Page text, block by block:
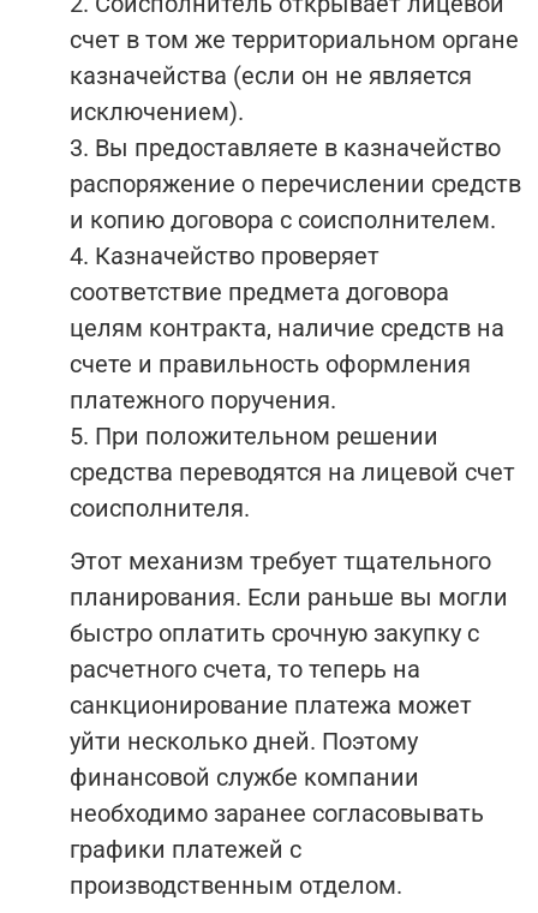
счет в том же территориальном органе
казначейства (если он не является
исключением).
3. Вы предоставляете в казначейство
распоряжение о перечислении средств
и копию договора с соисполнителем.
4. Казначейство проверяет
соответствие предмета договора
целям контракта, наличие средств на
счете и правильность оформления
платежного поручения.
5. При положительном решении
средства переводятся на лицевой счет
соисполнителя.
Этот механизм требует тщательного
планирования. Если раньше вы могли
быстро оплатить срочную закупку с
расчетного счета, то теперь на
санкционирование платежа может
уйти несколько дней. Поэтому
финансовой службе компании
необходимо заранее согласовывать
графики платежей с
производственным отделом.